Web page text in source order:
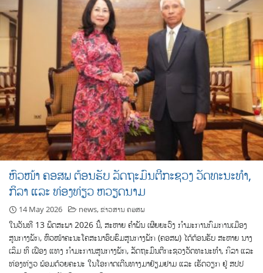
ຫົວໜ້າ ຄອສພ ຕ້ອນຮັບ ລັດຖະມົນຕີກະຊວງ ວັດທະນະທໍາ,
ກິລາ ແລະ ທ່ອງທ່ຽວ ຫວຽດນາມ
14 May 2026 news,ຂ່າວສານ ຄອສພ
ໃນວັນທີ 13 ພຶດສະພາ 2026 ນີ້, ສະຫາຍ ຄຳພັນ ເຜີຍຍະວົງ ກຳມະການກົມການເມືອງ
ສູນກາງພັກ, ຫົວໜ້າຄະນະໂຄສະນາອົບຮົມສູນກາງພັກ (ຄອສພ) ໄດ້ຕ້ອນຮັບ ສະຫາຍ ນາງ
ເລິມ ທິ ເຟືອງ ແທງ ກໍາມະການສູນກາງພັກ, ລັດຖະມົນຕີກະຊວງວັດທະນະທໍາ, ກິລາ ແລະ
ທ່ອງທ່ຽວ ພ້ອມດ້ວຍຄະນະ ໃນໂອກາດເດີນທາງມາຢ້ຽມຢາມ ແລະ ເຮັດວຽກ ຢູ່ ສປປ